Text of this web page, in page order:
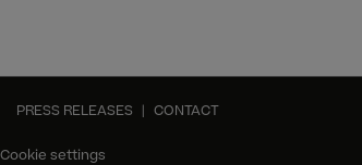
Лондон“. Сред
PRESS RELEASES CONTACT
Cookie settings